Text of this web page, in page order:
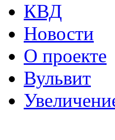
КВД
Новости
О проекте
Вульвит